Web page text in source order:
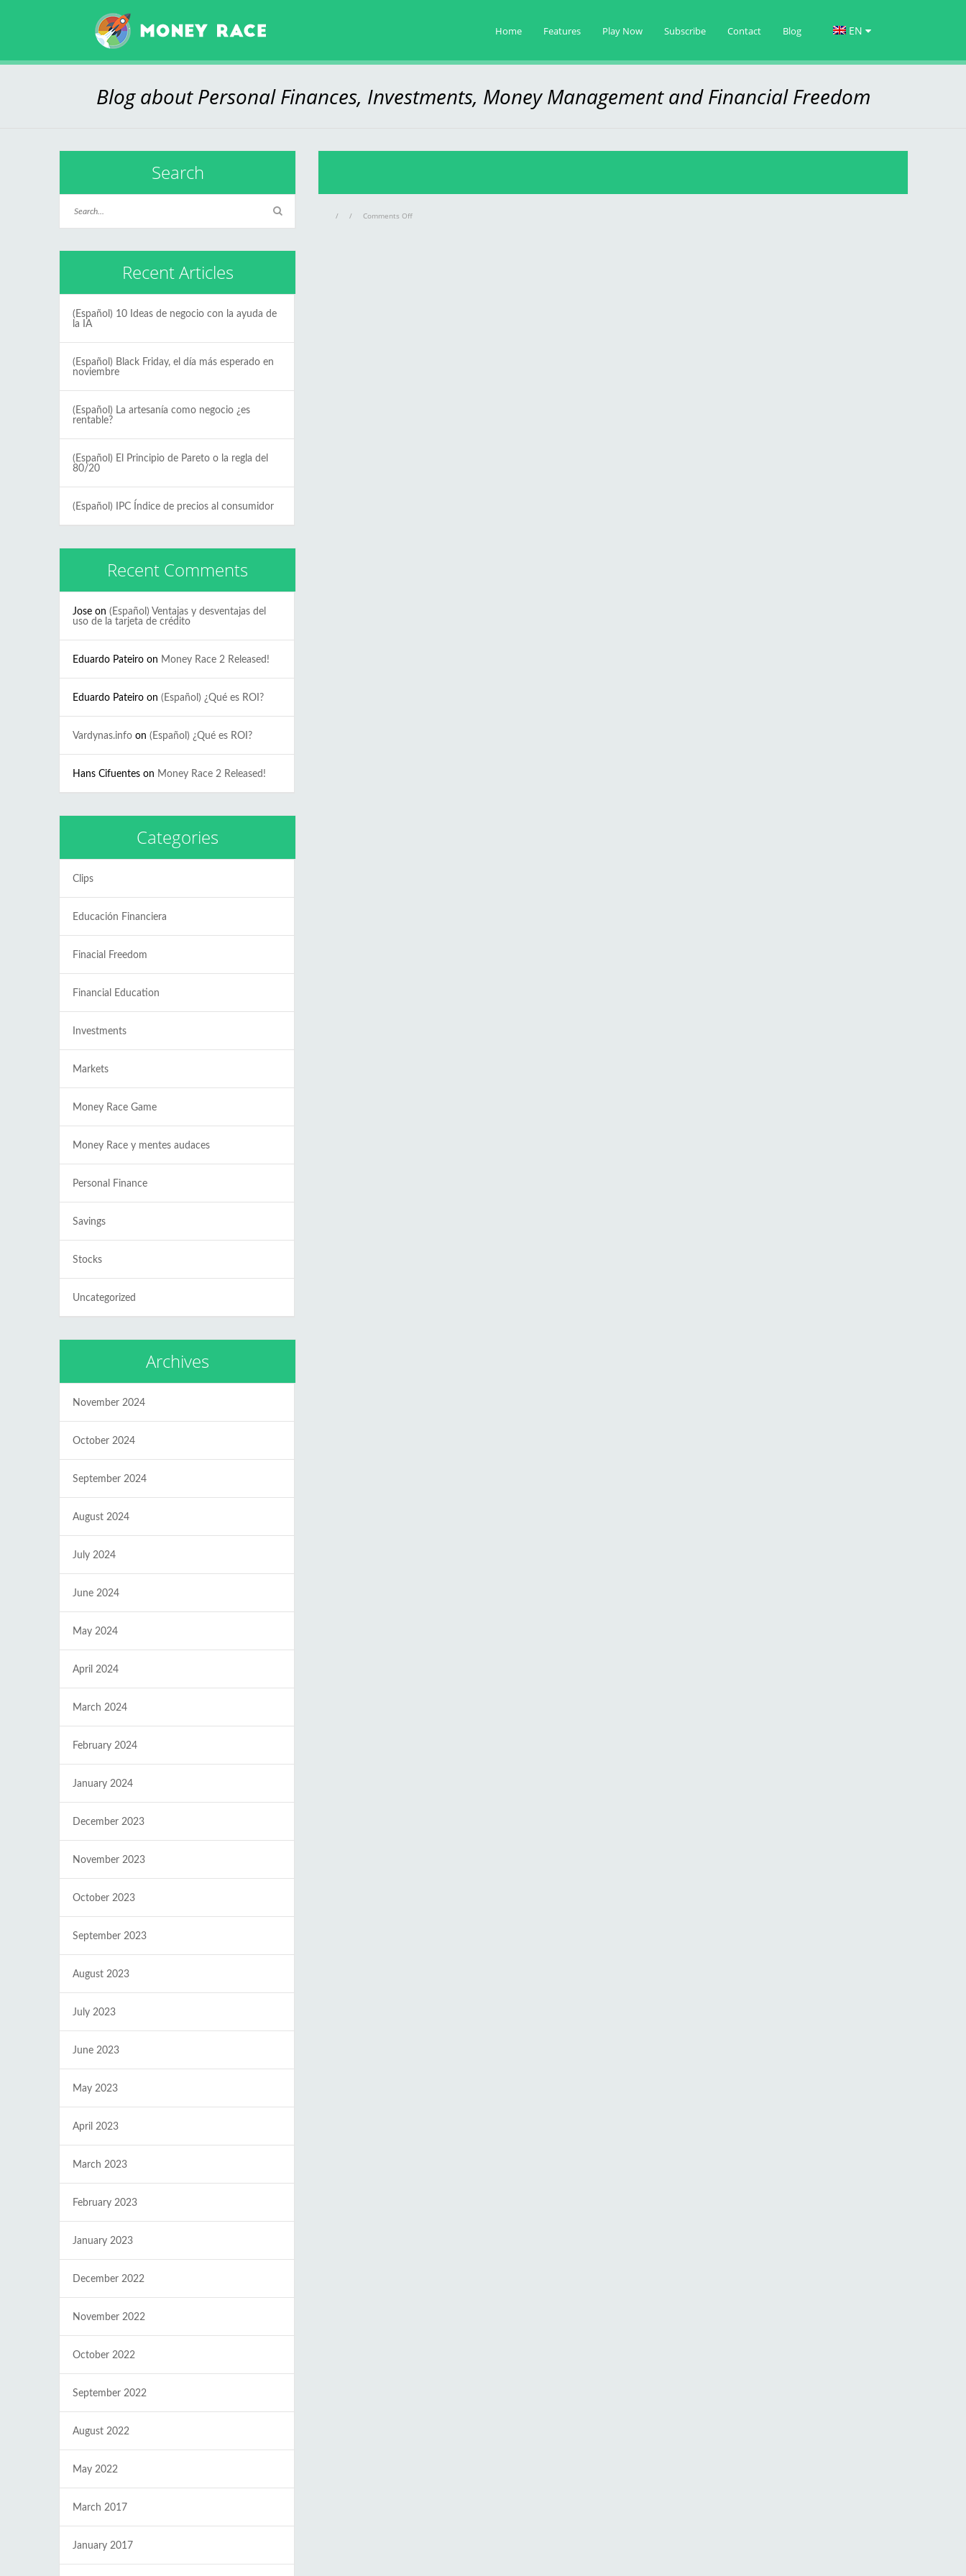
Home Features Play Now Subscribe Contact Blog EN
Blog about Personal Finances, Investments, Money Management and Financial Freedom
/ / Comments Offon
Search
Recent Articles
(Español) 10 Ideas de negocio con la ayuda de
la IA
(Español) Black Friday, el día más esperado en
noviembre
(Español) La artesanía como negocio ¿es
rentable?
(Español) El Principio de Pareto o la regla del
80/20
(Español) IPC Índice de precios al consumidor
Recent Comments
Jose on (Español) Ventajas y desventajas del
uso de la tarjeta de crédito
Eduardo Pateiro on Money Race 2 Released!
Eduardo Pateiro on (Español) ¿Qué es ROI?
Vardynas.info on (Español) ¿Qué es ROI?
Hans Cifuentes on Money Race 2 Released!
Categories
Clips
Educación Financiera
Finacial Freedom
Financial Education
Investments
Markets
Money Race Game
Money Race y mentes audaces
Personal Finance
Savings
Stocks
Uncategorized
Archives
November 2024
October 2024
September 2024
August 2024
July 2024
June 2024
May 2024
April 2024
March 2024
February 2024
January 2024
December 2023
November 2023
October 2023
September 2023
August 2023
July 2023
June 2023
May 2023
April 2023
March 2023
February 2023
January 2023
December 2022
November 2022
October 2022
September 2022
August 2022
May 2022
March 2017
January 2017